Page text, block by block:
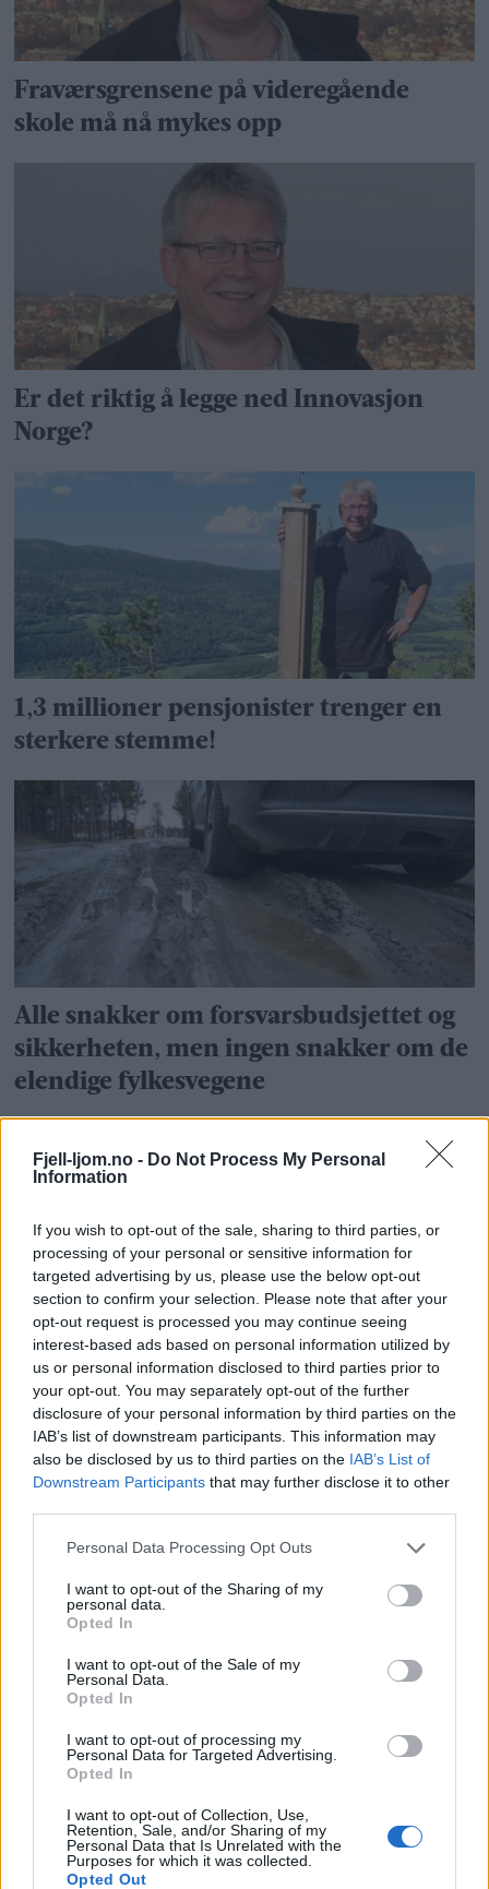
Fjell-ljom.no - Do Not Process My Personal
Information
If you wish to opt-out of the sale, sharing to third parties, or
processing of your personal or sensitive information for
targeted advertising by us, please use the below opt-out
section to confirm your selection. Please note that after your
opt-out request is processed you may continue seeing
interest-based ads based on personal information utilized by
us or personal information disclosed to third parties prior to
your opt-out. You may separately opt-out of the further
disclosure of your personal information by third parties on the
IAB’s list of downstream participants. This information may
also be disclosed by us to third parties on the IAB’s List of
Downstream Participants that may further disclose it to other
Personal Data Processing Opt Outs
I want to opt-out of the Sharing of my
personal data.
Opted In
I want to opt-out of the Sale of my
Personal Data.
Opted In
I want to opt-out of processing my
Personal Data for Targeted Advertising.
Opted In
I want to opt-out of Collection, Use,
Retention, Sale, and/or Sharing of my
Personal Data that Is Unrelated with the
Purposes for which it was collected.
Opted Out
Fraværsgrensene på videregående
skole må nå mykes opp
Er det riktig å legge ned Innovasjon
Norge?
1,3 millioner pensjonister trenger en
sterkere stemme!
Alle snakker om forsvarsbudsjettet og
sikkerheten, men ingen snakker om de
elendige fylkesvegene
Refusjon til kiropraktorbehandling må
komme tilbake
Er det riktig å legge ned bokbussen?